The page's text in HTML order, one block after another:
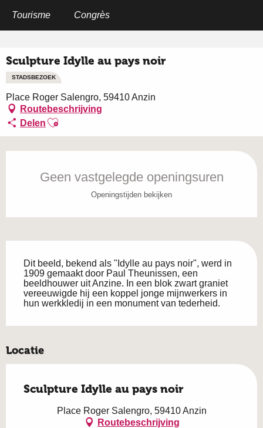
Tourisme Congrès
Sculpture Idylle au pays noir
STADSBEZOEK
Place Roger Salengro, 59410 Anzin
Routebeschrijving
Delen Ajouter aux favoris
Geen vastgelegde openingsuren
Openingstijden bekijken
Dit beeld, bekend als "Idylle au pays noir", werd in
1909 gemaakt door Paul Theunissen, een
beeldhouwer uit Anzine. In een blok zwart graniet
vereeuwigde hij een koppel jonge mijnwerkers in
hun werkkledij in een monument van tederheid.
Locatie
Sculpture Idylle au pays noir
Place Roger Salengro, 59410 Anzin
Routebeschrijving